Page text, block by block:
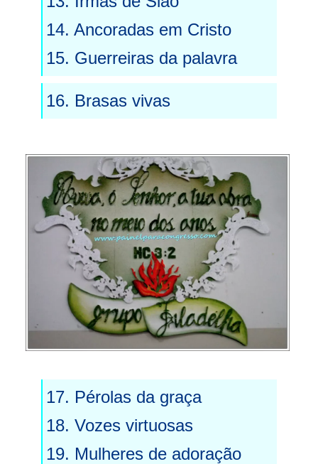
14. Ancoradas em Cristo
15. Guerreiras da palavra
16. Brasas vivas
17. Pérolas da graça
18. Vozes virtuosas
19. Mulheres de adoração